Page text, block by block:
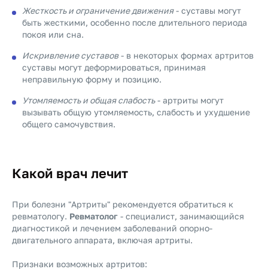
Жесткость и ограничение движения- суставы могут
быть жесткими, особенно после длительного периода
покоя или сна.
Искривление суставов- в некоторых формах артритов
суставы могут деформироваться, принимая
неправильную форму и позицию.
Утомляемость и общая слабость- артриты могут
вызывать общую утомляемость, слабость и ухудшение
общего самочувствия.
Какой врач лечит
При болезни "Артриты" рекомендуется обратиться к
ревматологу. Ревматолог - специалист, занимающийся
диагностикой и лечением заболеваний опорно-
двигательного аппарата, включая артриты.
Признаки возможных артритов: